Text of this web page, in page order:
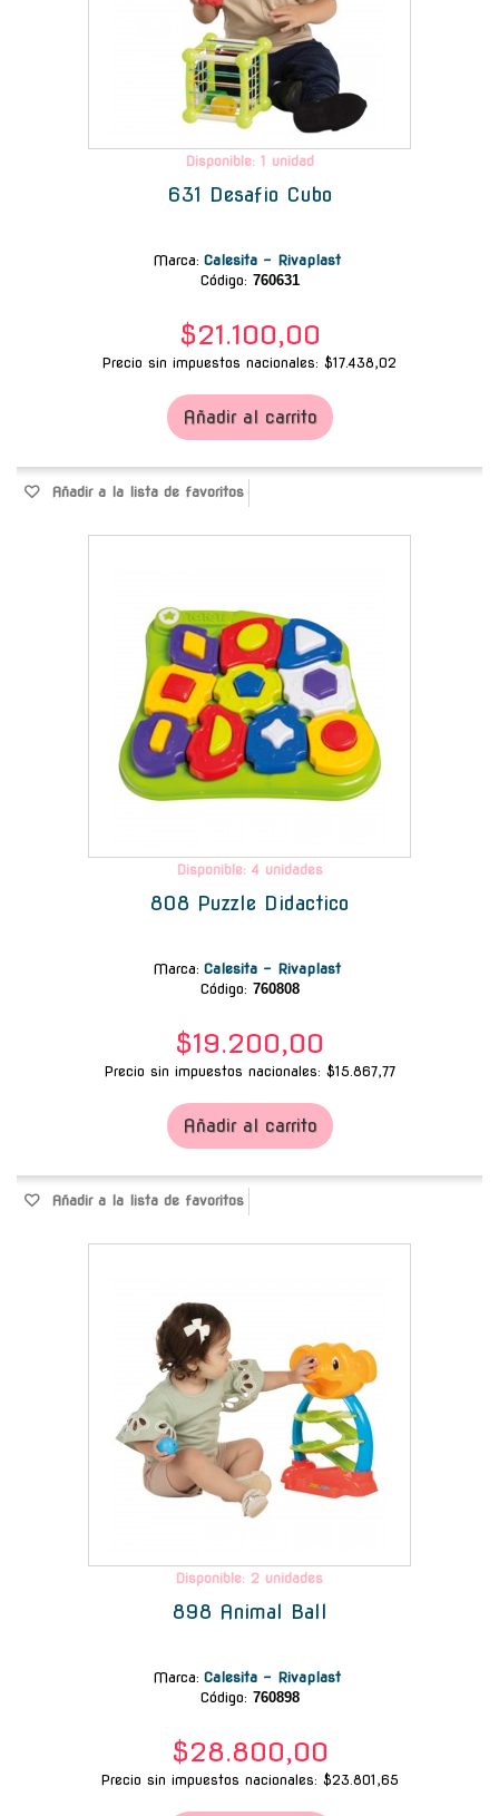
Disponible: 1 unidad
631 Desafio Cubo
Marca: Calesita - Rivaplast
Código: 760631
$21.100,00
Precio sin impuestos nacionales: $17.438,02
Añadir al carrito
Añadir a la lista de favoritos
Disponible: 4 unidades
808 Puzzle Didactico
Marca: Calesita - Rivaplast
Código: 760808
$19.200,00
Precio sin impuestos nacionales: $15.867,77
Añadir al carrito
Añadir a la lista de favoritos
Disponible: 2 unidades
898 Animal Ball
Marca: Calesita - Rivaplast
Código: 760898
$28.800,00
Precio sin impuestos nacionales: $23.801,65